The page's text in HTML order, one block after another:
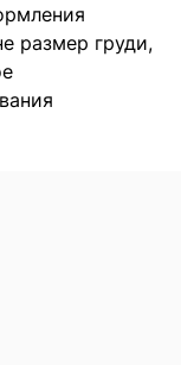
размер груди,